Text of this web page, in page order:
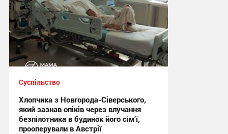
Суспільство
Хлопчика з Новгорода-Сіверського,
який зазнав опіків через влучання
безпілотника в будинок його сім’ї,
прооперували в Австрії